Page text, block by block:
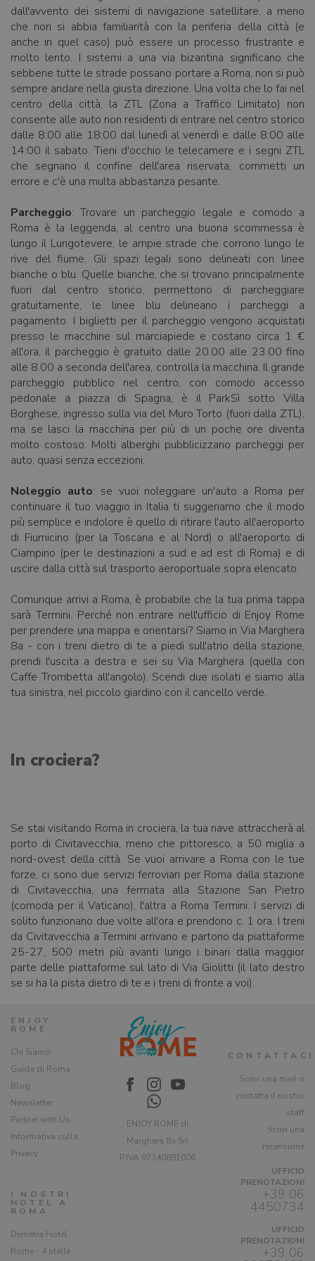
dall'avvento dei sistemi di navigazione satellitare, a meno
che non si abbia familiarità con la periferia della città (e
anche in quel caso) può essere un processo frustrante e
molto lento. I sistemi a una via bizantina significano che
sebbene tutte le strade possano portare a Roma, non si può
sempre andare nella giusta direzione. Una volta che lo fai nel
centro della città, la ZTL (Zona a Traffico Limitato) non
consente alle auto non residenti di entrare nel centro storico
dalle 8:00 alle 18:00 dal lunedì al venerdì e dalle 8:00 alle
14:00 il sabato. Tieni d'occhio le telecamere e i segni ZTL
che segnano il confine dell'area riservata, commetti un
errore e c'è una multa abbastanza pesante.
Parcheggio: Trovare un parcheggio legale e comodo a
Roma è la leggenda, al centro una buona scommessa è
lungo il Lungotevere, le ampie strade che corrono lungo le
rive del fiume. Gli spazi legali sono delineati con linee
bianche o blu. Quelle bianche, che si trovano principalmente
fuori dal centro storico, permettono di parcheggiare
gratuitamente, le linee blu delineano i parcheggi a
pagamento. I biglietti per il parcheggio vengono acquistati
presso le macchine sul marciapiede e costano circa 1 €
all'ora, il parcheggio è gratuito dalle 20.00 alle 23.00 fino
alle 8.00 a seconda dell'area, controlla la macchina. Il grande
parcheggio pubblico nel centro, con comodo accesso
pedonale a piazza di Spagna, è il ParkSì sotto Villa
Borghese, ingresso sulla via del Muro Torto (fuori dalla ZTL),
ma se lasci la macchina per più di un poche ore diventa
molto costoso. Molti alberghi pubblicizzano parcheggi per
auto, quasi senza eccezioni.
Noleggio auto: se vuoi noleggiare un'auto a Roma per
continuare il tuo viaggio in Italia ti suggeriamo che il modo
più semplice e indolore è quello di ritirare l'auto all'aeroporto
di Fiumicino (per la Toscana e al Nord) o all'aeroporto di
Ciampino (per le destinazioni a sud e ad est di Roma) e di
uscire dalla città sul trasporto aeroportuale sopra elencato.
Comunque arrivi a Roma, è probabile che la tua prima tappa
sarà Termini. Perché non entrare nell'ufficio di Enjoy Rome
per prendere una mappa e orientarsi? Siamo in Via Marghera
8a - con i treni dietro di te a piedi sull'atrio della stazione,
prendi l'uscita a destra e sei su Via Marghera (quella con
Caffe Trombetta all'angolo). Scendi due isolati e siamo alla
tua sinistra, nel piccolo giardino con il cancello verde.
In crociera?
Se stai visitando Roma in crociera, la tua nave attraccherà al
porto di Civitavecchia, meno che pittoresco, a 50 miglia a
nord-ovest della città. Se vuoi arrivare a Roma con le tue
forze, ci sono due servizi ferroviari per Roma dalla stazione
di Civitavecchia, una fermata alla Stazione San Pietro
(comoda per il Vaticano), l'altra a Roma Termini. I servizi di
solito funzionano due volte all'ora e prendono c. 1 ora. I treni
da Civitavecchia a Termini arrivano e partono da piattaforme
25-27, 500 metri più avanti lungo i binari dalla maggior
parte delle piattaforme sul lato di Via Giolitti (il lato destro
se si ha la pista dietro di te e i treni di fronte a voi).
ENJOY
ROME
Chi Siamo
Guida di Roma
Blog
Newsletter
Partner with Us
Informativa sulla
Privacy
I NOSTRI
HOTEL A
ROMA
Demetra Hotel
Rome - 4 stelle
ENJOY ROME di
Marghera 8a Srl
P.IVA 07340891006
CONTATTACI
Scrivi una mail o
contatta il nostro
staff
Scrivi una
recensione
UFFICIO
PRENOTAZIONI
+39 06
4450734
UFFICIO
PRENOTAZIONI
+39 06